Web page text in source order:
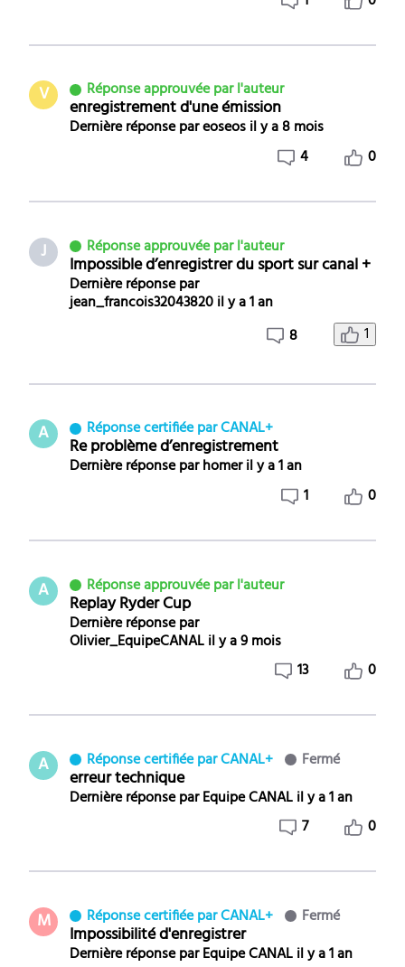
V Réponse approuvée par l'auteur
enregistrement d'une émission
Dernière réponse pareoseos il y a 8 mois
4
0
J Réponse approuvée par l'auteur
Impossible d’enregistrer du sport sur canal +
Dernière réponse par
jean_francois32043820 il y a 1 an
8
1
A Réponse certifiée par CANAL+
Re problème d’enregistrement
Dernière réponse par homer il y a 1 an
1
0
A Réponse approuvée par l'auteur
Replay Ryder Cup
Dernière réponse par
Olivier_EquipeCANAL il y a 9 mois
13
0
A Réponse certifiée par CANAL+ Fermé
erreur technique
Dernière réponse par Equipe CANAL il y a 1 an
7
0
M Réponse certifiée par CANAL+ Fermé
Impossibilité d'enregistrer
Dernière réponse par Equipe CANAL il y a 1 an